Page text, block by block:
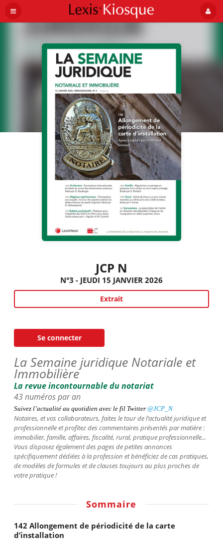
JCP N
N°3 - JEUDI 15 JANVIER 2026
Extrait
Se connecter
La Semaine juridique Notariale et
Immobilière
La revue incontournable du notariat
43 numéros par an
Suivez l’actualité au quotidien avec le fil Twitter @JCP_N
Notaires, et vos collaborateurs, faites le tour de l’actualité juridique et
professionnelle et profitez des commentaires présentés par matière :
immobilier, famille, affaires, fiscalité, rural, pratique professionnelle...
Vous disposez également des pages de petites annonces
spécifiquement dédiées à la profession et bénéficiez de cas pratiques,
de modèles de formules et de clauses toujours au plus proches de
votre pratique !
Sommaire
142 Allongement de périodicité de la carte
d’installation